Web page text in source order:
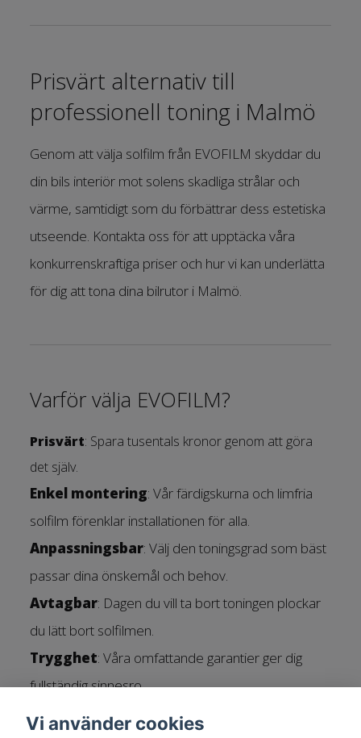
Prisvärt alternativ till
professionell toning i Malmö
Genom att välja solfilm från EVOFILM skyddar du
din bils interiör mot solens skadliga strålar och
värme, samtidigt som du förbättrar dess estetiska
utseende. Kontakta oss för att upptäcka våra
konkurrenskraftiga priser och hur vi kan underlätta
för dig att tona dina bilrutor i Malmö.
Varför välja EVOFILM?
Prisvärt: Spara tusentals kronor genom att göra
det själv.
Enkel montering: Vår färdigskurna och limfria
solfilm förenklar installationen för alla.
Anpassningsbar: Välj den toningsgrad som bäst
passar dina önskemål och behov.
Avtagbar: Dagen du vill ta bort toningen plockar
du lätt bort solfilmen.
Trygghet: Våra omfattande garantier ger dig
fullständig sinnesro.
Vi använder cookies